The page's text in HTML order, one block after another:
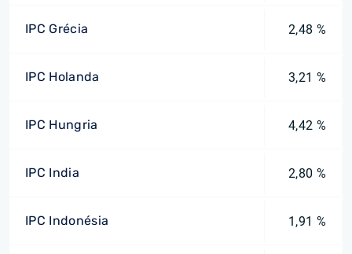
IPC Grécia 2,48 %
IPC Holanda 3,21 %
IPC Hungria 4,42 %
IPC India 2,80 %
IPC Indonésia 1,91 %